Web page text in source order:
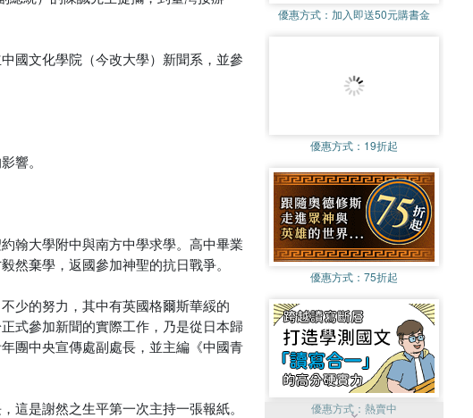
國文化學院（今改大學）新聞系，並參
響。
翰大學附中與南方中學求學。高中畢業
棄學，返國參加神聖的抗日戰爭。
少的努力，其中有英國格爾斯華綏的
式參加新聞的實際工作，乃是從日本歸
團中央宣傳處副處長，並主編《中國青
是謝然之生平第一次主持一張報紙。
優惠方式： 加入即送50元購書金
優惠方式： 19折起
優惠方式： 75折起
優惠方式： 熱賣中